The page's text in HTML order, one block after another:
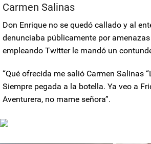
Carmen Salinas
Don Enrique no se quedó callado y al
denunciaba públicamente por amenazas
empleando Twitter le mandó un
“Qué ofrecida me salió Carmen Salinas
Siempre pegada a la botella. Ya veo a
Aventurera, no mame señora”.